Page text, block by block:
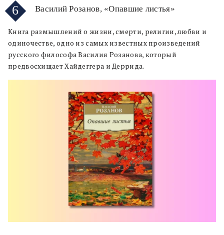
6 Василий Розанов, «Опавшие листья»
Книга размышлений о жизни, смерти, религии, любви и
одиночестве, одно из самых известных произведений
русского философа Василия Розанова, который
предвосхищает Хайдеггера и Деррида.